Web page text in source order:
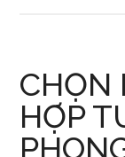
CHỌN
HỢP